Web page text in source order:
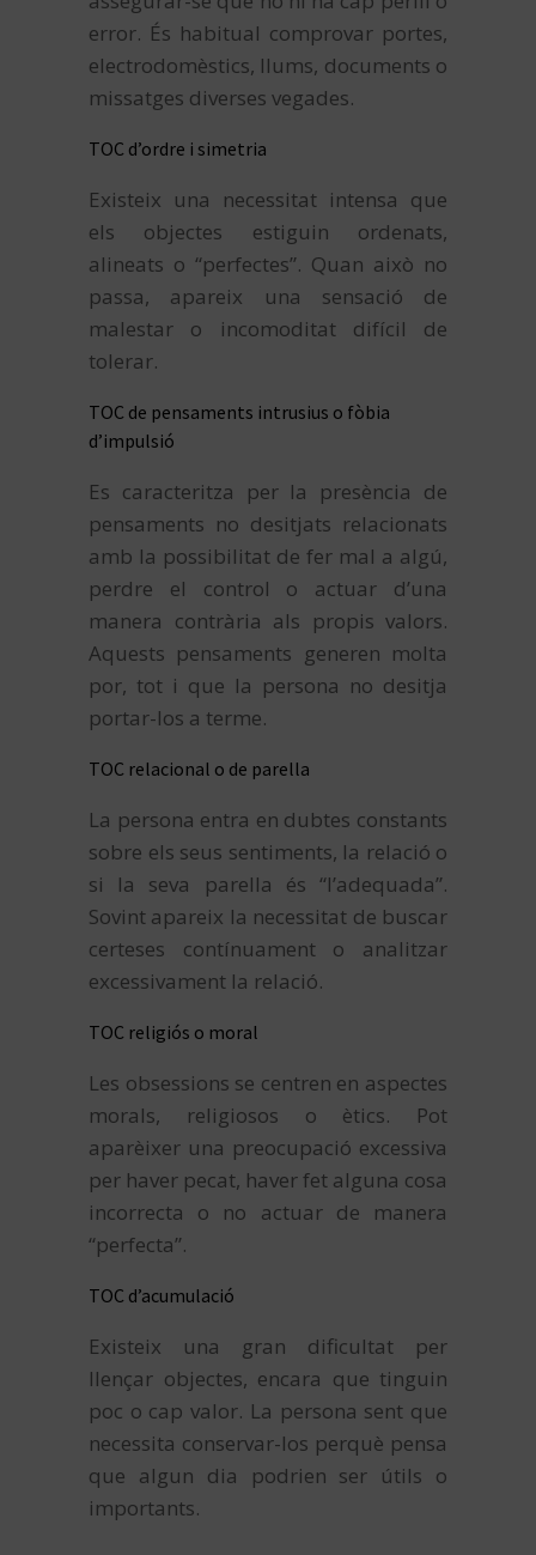
error. És habitual comprovar portes,
electrodomèstics, llums, documents o
missatges diverses vegades.
TOC d’ordre i simetria
Existeix una necessitat intensa que
els objectes estiguin ordenats,
alineats o “perfectes”. Quan això no
passa, apareix una sensació de
malestar o incomoditat difícil de
tolerar.
TOC de pensaments intrusius o fòbia
d’impulsió
Es caracteritza per la presència de
pensaments no desitjats relacionats
amb la possibilitat de fer mal a algú,
perdre el control o actuar d’una
manera contrària als propis valors.
Aquests pensaments generen molta
por, tot i que la persona no desitja
portar-los a terme.
TOC relacional o de parella
La persona entra en dubtes constants
sobre els seus sentiments, la relació o
si la seva parella és “l’adequada”.
Sovint apareix la necessitat de buscar
certeses contínuament o analitzar
excessivament la relació.
TOC religiós o moral
Les obsessions se centren en aspectes
morals, religiosos o ètics. Pot
aparèixer una preocupació excessiva
per haver pecat, haver fet alguna cosa
incorrecta o no actuar de manera
“perfecta”.
TOC d’acumulació
Existeix una gran dificultat per
llençar objectes, encara que tinguin
poc o cap valor. La persona sent que
necessita conservar-los perquè pensa
que algun dia podrien ser útils o
importants.